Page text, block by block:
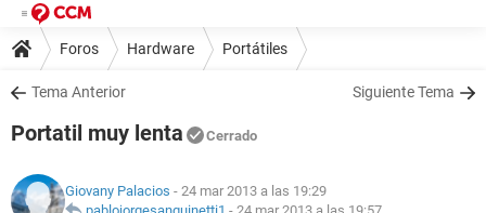
Foros Hardware Portátiles
Tema Anterior Siguiente Tema
Portatil muy lenta Cerrado
Giovany Palacios - 24 mar 2013 a las 19:29